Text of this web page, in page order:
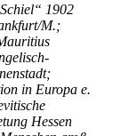
1902
M.;
in Europa e.
Hessen